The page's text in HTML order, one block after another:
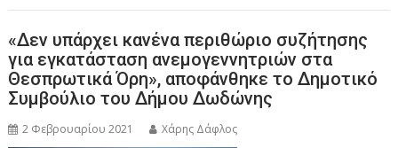
«Δεν υπάρχει κανένα περιθώριο συζήτησης
για εγκατάσταση ανεμογεννητριών στα
Θεσπρωτικά Όρη», αποφάνθηκε το Δημοτικό
Συμβούλιο του Δήμου Δωδώνης
2 Φεβρουαρίου 2021 Χάρης Δάφλος